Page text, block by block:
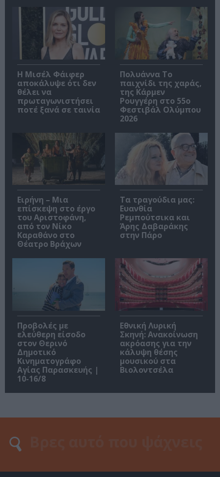
Η Μισέλ Φάιφερ
αποκάλυψε ότι δεν
θέλει να
πρωταγωνιστήσει
ποτέ ξανά σε ταινία
Πολυάννα Το
παιχνίδι της χαράς,
της Κάρμεν
Ρουγγέρη στο 55ο
Φεστιβάλ Ολύμπου
2026
Ειρήνη – Μια
επίσκεψη στο έργο
του Αριστοφάνη,
από τον Νίκο
Καραθάνο στο
Θέατρο Βράχων
Τα τραγούδια μας:
Ευανθία
Ρεμπούτσικα και
Άρης Δαβαράκης
στην Πάρο
Προβολές με
ελεύθερη είσοδο
στον Θερινό
Δημοτικό
Κινηματογράφο
Αγίας Παρασκευής |
10-16/8
Εθνική Λυρική
Σκηνή: Ανακοίνωση
ακρόασης για την
κάλυψη θέσης
μουσικού στα
Βιολοντσέλα